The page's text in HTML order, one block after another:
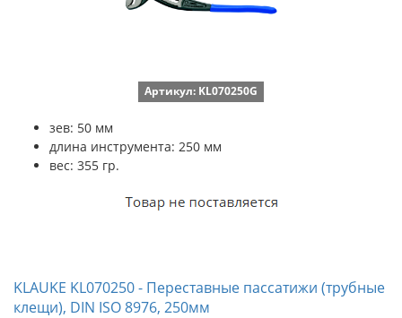
Артикул: KL070250G
зев: 50 мм
длина инструмента: 250 мм
вес: 355 гр.
KLAUKE KL070250 - Переставные пассатижи (трубные
клещи), DIN ISO 8976, 250мм